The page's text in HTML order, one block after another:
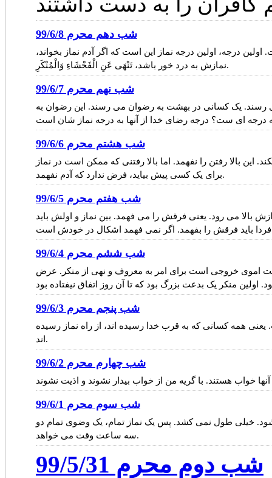
شب دهم محرم 99/6/8
درجه، اولین درجه نماز این است که اگر آدم نماز بخواند،
نمازش به درد خور باشد، تَنْهَى عَنِ الْفَحْشَاءِ وَالْمُنْكَرِ.
شب نهم محرم 99/6/7
رسند. یک کسانی در بهشت به رضوان می رسند. این رضوان به
شب هشتم محرم 99/6/6
این بالا رفتن را نفهمد. اما بالا رفتنی که ممکن است در نماز
برای یک کسی پیش بیاید، فرض ندارد که آدم نفهمد.
شب هفتم محرم 99/6/5
بالا می رود. یعنی فرقش را می فهمد. بین نماز و اولش باید
شب ششم محرم 99/6/4
اموی خروجی است برای امر به معروف و نهی از منکر. عرض
شب پنجم محرم 99/6/3
همه کسانی که به قرب خدا رسیده اند، از راه نماز رسیده
اند.
شب چهارم محرم 99/6/2
شب سوم محرم 99/6/1
خیلی طول نمی کشد. پس یک نماز تمام، یک وضوی تمام دو
سه ساعت وقت می خواهد.
شب دوم محرم 99/5/31